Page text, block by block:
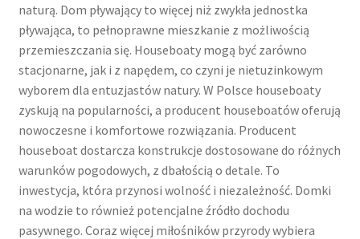
naturą. Dom pływający to więcej niż zwykła jednostka
pływająca, to pełnoprawne mieszkanie z możliwością
przemieszczania się. Houseboaty mogą być zarówno
stacjonarne, jak i z napędem, co czyni je nietuzinkowym
wyborem dla entuzjastów natury. W Polsce houseboaty
zyskują na popularności, a producent houseboatów oferują
nowoczesne i komfortowe rozwiązania. Producent
houseboat dostarcza konstrukcje dostosowane do różnych
warunków pogodowych, z dbałością o detale. To
inwestycja, która przynosi wolność i niezależność. Domki
na wodzie to również potencjalne źródło dochodu
pasywnego. Coraz więcej miłośników przyrody wybiera